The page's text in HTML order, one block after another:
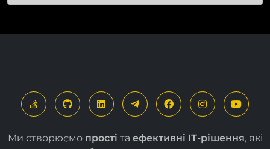
завдяки модулюМультимовність